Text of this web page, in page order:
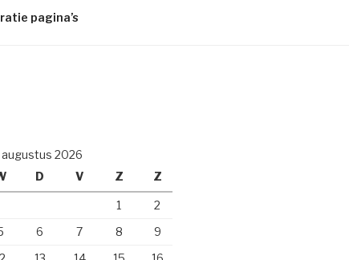
pagina’s
augustus 2026
D V Z Z
1
2
6 7 8
9